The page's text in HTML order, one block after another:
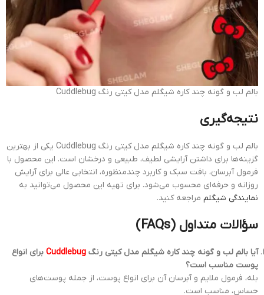
بالم لب و گونه چند کاره شیگلم مدل کیتی رنگ Cuddlebug
نتیجه‌گیری
بالم لب و گونه چند کاره شیگلم مدل کیتی رنگ Cuddlebug یکی از بهترین
گزینه‌ها برای داشتن آرایشی لطیف، طبیعی و درخشان است. این محصول با
فرمول آبرسان، بافت سبک و کاربرد چندمنظوره، انتخابی عالی برای آرایش
روزانه و حرفه‌ای محسوب می‌شود. برای تهیه این محصول می‌توانید به
نمایندگی شیگلم مراجعه کنید.
سؤالات متداول (FAQs)
آیا بالم لب و گونه چند کاره شیگلم مدل کیتی رنگ Cuddlebug برای انواع
پوست مناسب است؟
بله، فرمول ملایم و آبرسان آن برای انواع پوست، از جمله پوست‌های
حساس، مناسب است.